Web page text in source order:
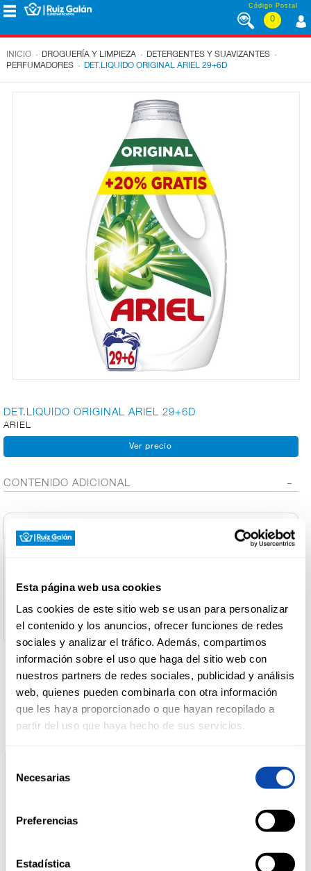
Esta página web usa cookies
Las cookies de este sitio web se usan para personalizar
el contenido y los anuncios, ofrecer funciones de redes
sociales y analizar el tráfico. Además, compartimos
información sobre el uso que haga del sitio web con
nuestros partners de redes sociales, publicidad y análisis
web, quienes pueden combinarla con otra información
que les haya proporcionado o que hayan recopilado a
partir del uso que haya hecho de sus servicios.
Necesarias
Preferencias
Estadística
Saltar al contenido Código Postal
0
CORPORATIVO
QUESOS
CORTE
FRUTAS Y
VERDURAS
DROGUERÍA
PERFUMERÍA
E HIGIENE
BAZAR
INICIO . DROGUERÍA Y LIMPIEZA . DETERGENTES Y SUAVIZANTES .
PERFUMADORES . DET.LIQUIDO ORIGINAL ARIEL 29+6D
DET.LIQUIDO ORIGINAL ARIEL 29+6D
ARIEL
CONTENIDO ADICIONAL
País de Origen:
Productos relacionados